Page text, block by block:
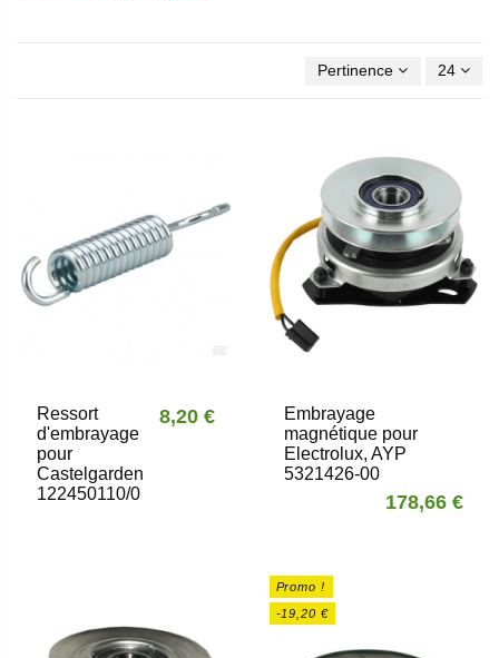
Pertinence 24
Ressort
d'embrayage
pour
Castelgarden
122450110/0
8,20 €
Embrayage
magnétique pour
Electrolux, AYP
5321426-00
178,66 €
Promo !
-19,20 €